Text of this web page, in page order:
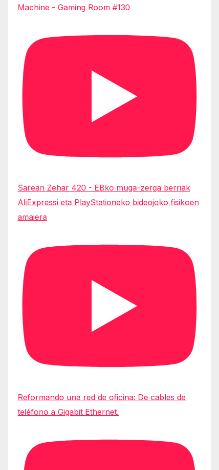
Machine - Gaming Room #130
Sarean Zehar 420 - EBko muga-zerga berriak
AliExpressi eta PlayStationeko bideojoko fisikoen
amaiera
Reformando una red de oficina: De cables de
teléfono a Gigabit Ethernet.